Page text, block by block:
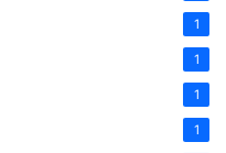
1
1
1
1